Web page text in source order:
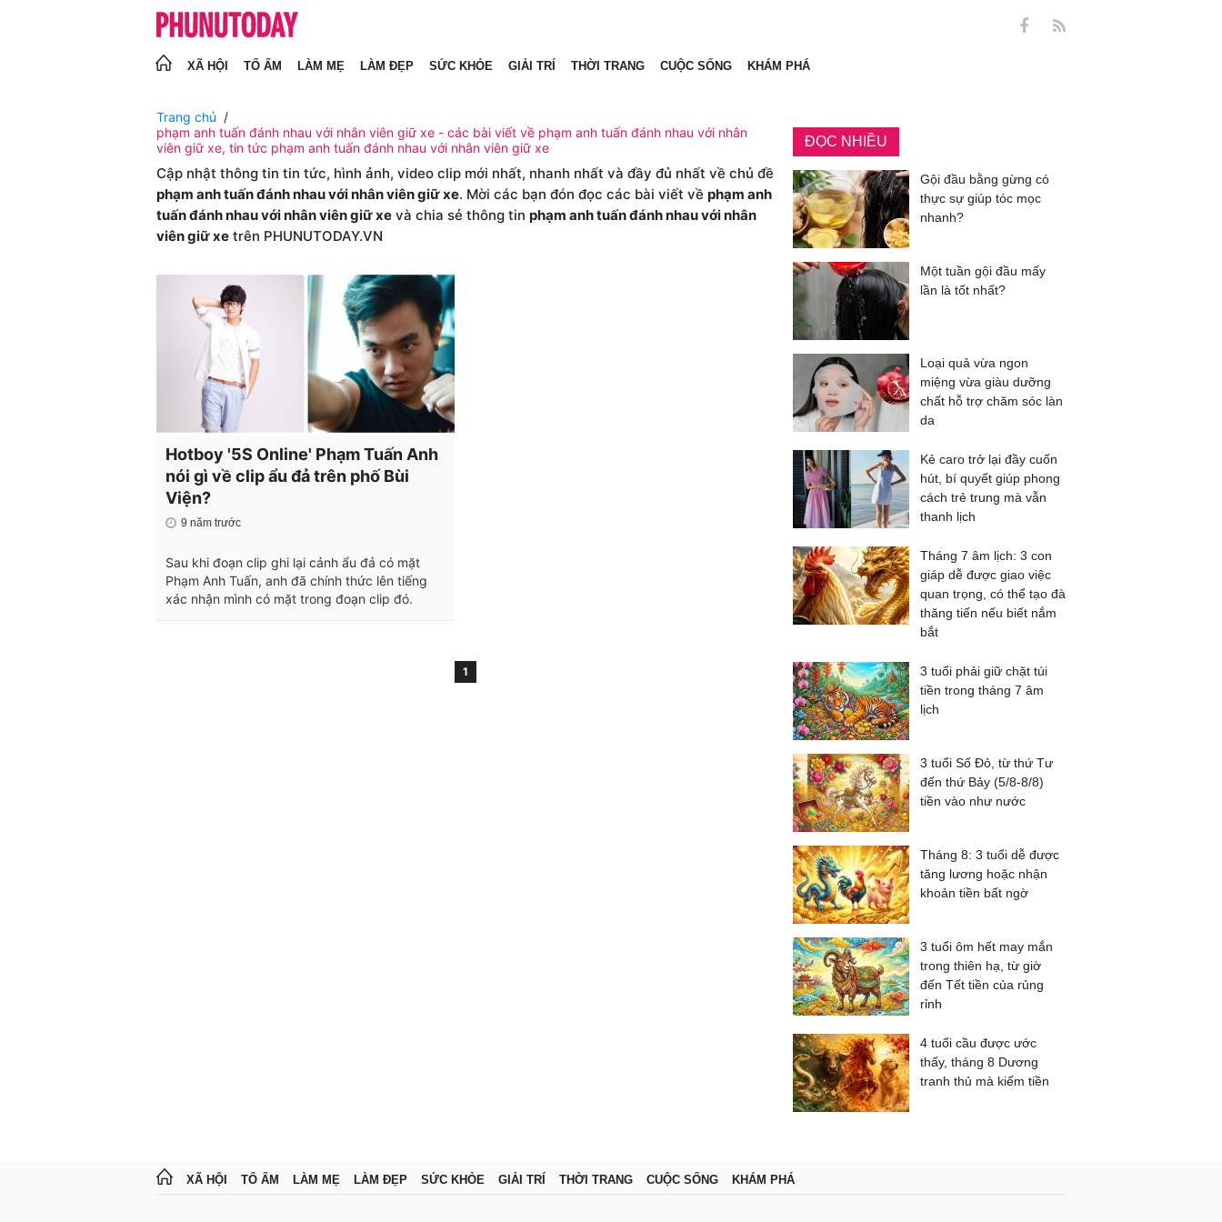
XÃ HỘI TỔ ẤM LÀM MẸ LÀM ĐẸP SỨC KHỎE GIẢI TRÍ THỜI TRANG CUỘC SỐNG KHÁM PHÁ
Trang chủ
phạm anh tuấn đánh nhau với nhân viên giữ xe - các bài viết về phạm anh tuấn đánh nhau với nhân
viên giữ xe, tin tức phạm anh tuấn đánh nhau với nhân viên giữ xe
Cập nhật thông tin tin tức, hình ảnh, video clip mới nhất, nhanh nhất và đầy đủ nhất về chủ đề
phạm anh tuấn đánh nhau với nhân viên giữ xe. Mời các bạn đón đọc các bài viết về phạm anh
tuấn đánh nhau với nhân viên giữ xe và chia sẻ thông tin phạm anh tuấn đánh nhau với nhân
viên giữ xe trên PHUNUTODAY.VN
Hotboy '5S Online' Phạm Tuấn Anh
nói gì về clip ẩu đả trên phố Bùi
Viện?
9 năm trước
Sau khi đoạn clip ghi lại cảnh ẩu đả có mặt
Phạm Anh Tuấn, anh đã chính thức lên tiếng
xác nhận mình có mặt trong đoạn clip đó.
1
ĐỌC NHIỀU
Gội đầu bằng gừng có
thực sự giúp tóc mọc
nhanh?
Một tuần gội đầu mấy
lần là tốt nhất?
Loại quả vừa ngon
miệng vừa giàu dưỡng
chất hỗ trợ chăm sóc làn
da
Kẻ caro trở lại đầy cuốn
hút, bí quyết giúp phong
cách trẻ trung mà vẫn
thanh lịch
Tháng 7 âm lịch: 3 con
giáp dễ được giao việc
quan trọng, có thể tạo đà
thăng tiến nếu biết nắm
bắt
3 tuổi phải giữ chặt túi
tiền trong tháng 7 âm
lịch
3 tuổi Số Đỏ, từ thứ Tư
đến thứ Bảy (5/8-8/8)
tiền vào như nước
Tháng 8: 3 tuổi dễ được
tăng lương hoặc nhận
khoản tiền bất ngờ
3 tuổi ôm hết may mắn
trong thiên hạ, từ giờ
đến Tết tiền của rủng
rỉnh
4 tuổi cầu được ước
thấy, tháng 8 Dương
tranh thủ mà kiếm tiền
XÃ HỘI TỔ ẤM LÀM MẸ LÀM ĐẸP SỨC KHỎE GIẢI TRÍ THỜI TRANG CUỘC SỐNG KHÁM PHÁ